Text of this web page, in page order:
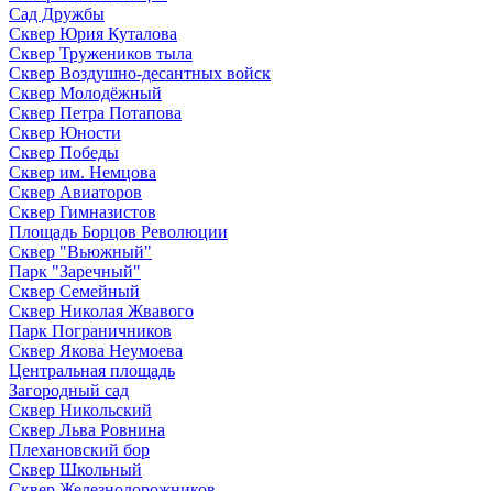
Сад Дружбы
Сквер Юрия Куталова
Сквер Тружеников тыла
Сквер Воздушно-десантных войск
Сквер Молодёжный
Сквер Петра Потапова
Сквер Юности
Сквер Победы
Сквер им. Немцова
Сквер Авиаторов
Сквер Гимназистов
Площадь Борцов Революции
Сквер "Вьюжный"
Парк "Заречный"
Сквер Семейный
Сквер Николая Жвавого
Парк Пограничников
Сквер Якова Неумоева
Центральная площадь
Загородный сад
Сквер Никольский
Сквер Льва Ровнина
Плехановский бор
Сквер Школьный